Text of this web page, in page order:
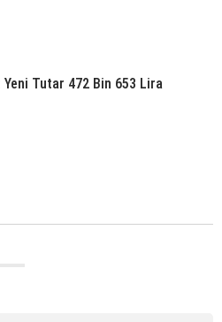
Tutar 472 Bin 653 Lira